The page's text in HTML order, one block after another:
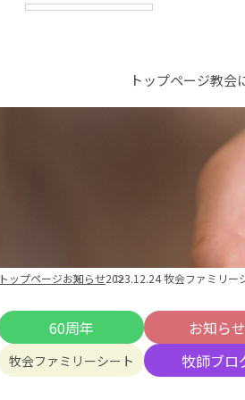
トップページ教会
トップページお知らせ2023.12.24 牧会ファミリー
60周年 お知らせ
牧会ファミリーシート 牧師ブロ